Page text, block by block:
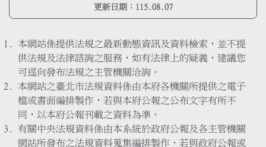
更新日期： 115.08.07
本網站係提供法規之最新動態資訊及資料檢索，並不提
供法規及法律諮詢之服務，如有法律上的疑義，建議您
可逕向發布法規之主管機關洽詢。
本網站之臺北市法規資料係由本府各機關所提供之電子
檔或書面編排製作，若與本府公報之公布文字有所不
同，以本府公報刊載之資料為準。
有關中央法規資料係由本系統於政府公報及各主管機關
網站所發布之法規資料蒐集編排製作，若與政府公報或